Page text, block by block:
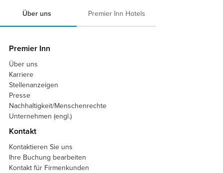
Über uns Premier Inn Hotels
Premier Inn
Über uns
Karriere
Stellenanzeigen
Presse
Nachhaltigkeit/Menschenrechte
Unternehmen (engl.)
Kontakt
Kontaktieren Sie uns
Ihre Buchung bearbeiten
Kontakt für Firmenkunden